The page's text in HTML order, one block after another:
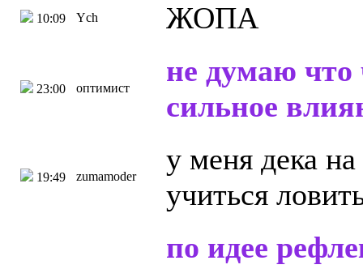
10:09 Ych ЖОПА
23:00 оптимист
не думаю что
сильное
19:49 zumamoder
у меня дека
учиться
по идее